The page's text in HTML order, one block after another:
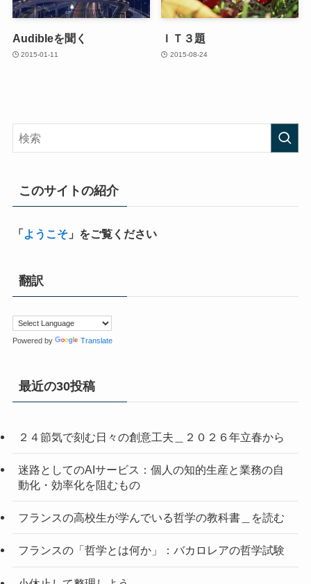
Audibleを聞く
2015-01-11
ＩＴ３題
2015-08-24
このサイトの紹介
「ようこそ」をご覧ください
翻訳
Powered by Translate
最近の30投稿
２４節気で刻む日々の創意工夫＿２０２６年立春から
迷路としてのAIサービス：個人の知的生産と業務の自
動化・効率化を阻むもの
フランスの高校生が学んでいる哲学の教科書＿を読む
フランスの「哲学とは何か」：バカロレアの哲学試験